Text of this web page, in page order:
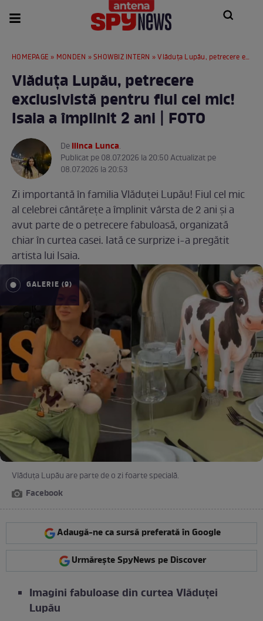
HOMEPAGE » MONDEN »SHOWBIZ INTERN » Vlăduța Lupău, petrecere exclusivistă pentru fiul cel mic! Isaia a împlinit 2 ani | FOTO
Vlăduța Lupău, petrecere
exclusivistă pentru fiul cel mic!
Isaia a împlinit 2 ani | FOTO
DeIlinca Lunca.
Publicat pe 08.07.2026 la 20:50 Actualizat pe
08.07.2026 la 20:53
Zi importantă în familia Vlăduței Lupău! Fiul cel mic
al celebrei cântărețe a împlinit vârsta de 2 ani și a
avut parte de o petrecere fabuloasă, organizată
chiar în curtea casei. Iată ce surprize i-a pregătit
artista lui Isaia.
GALERIE (9)
Vlăduța Lupău are parte de o zi foarte specială.
Facebook
Adaugă-ne ca sursă preferată în Google
Urmărește SpyNews pe Discover
Imagini fabuloase din curtea Vlăduței
Lupău